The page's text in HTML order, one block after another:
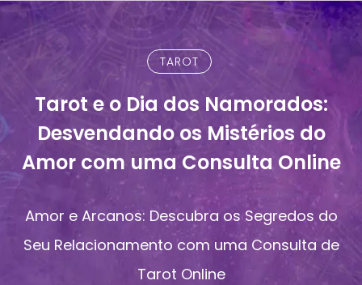
TAROT
Tarot e o Dia dos Namorados:
Desvendando os Mistérios do
Amor com uma Consulta Online
Amor e Arcanos: Descubra os Segredos do
Seu Relacionamento com uma Consulta de
Tarot Online